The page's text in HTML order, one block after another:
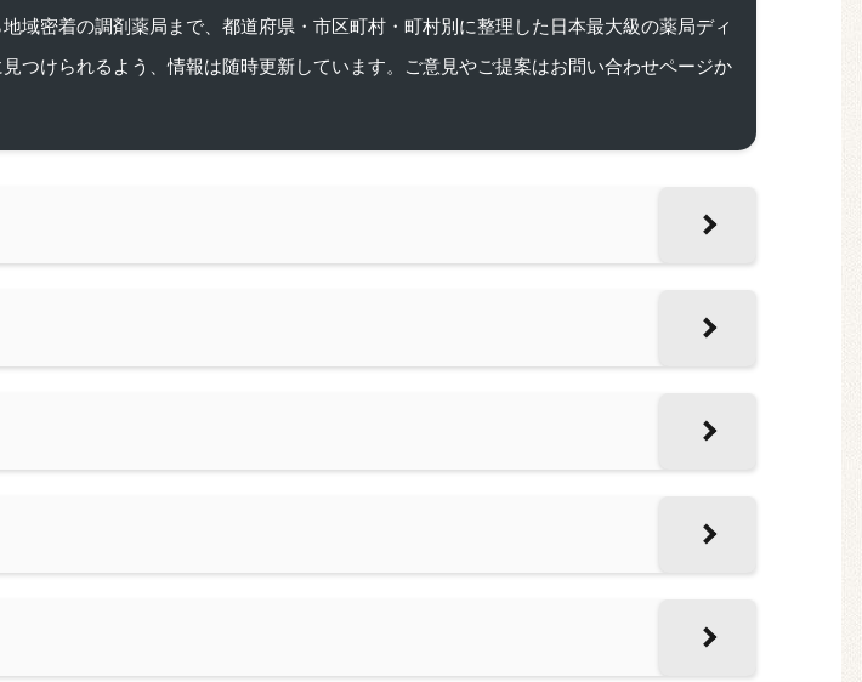
域密着の調剤薬局まで、都道府県・市区町村・町村別に整理した日本最大級の薬局ディ
つけられるよう、情報は随時更新しています。ご意見やご提案はお問い合わせページか